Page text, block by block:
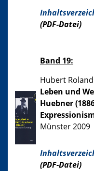
(PDF-Datei)
Band 19:
Hubert
Leben und
Huebner
Münster 2009
(PDF-Datei)